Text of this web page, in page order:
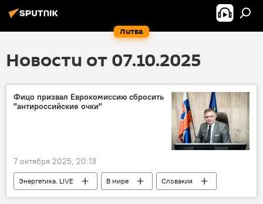
Литва
Новости от 07.10.2025
Фицо призвал Еврокомиссию сбросить
"антироссийские очки"
7 октября 2025, 20:13
Энергетика. LIVE В мире
Словакия
Роберт Фицо
газ